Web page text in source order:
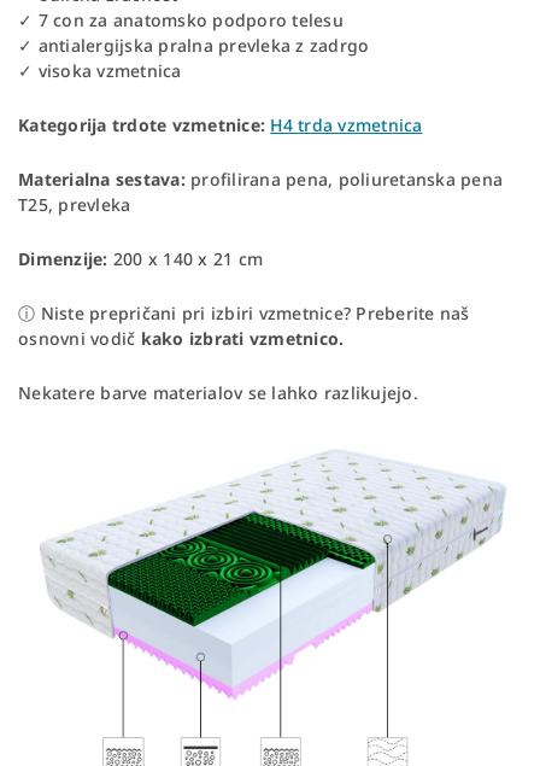
✓ 7 con za anatomsko podporo telesu
✓ antialergijska pralna prevleka z zadrgo
✓ visoka vzmetnica
Kategorija trdote vzmetnice: H4 trda vzmetnica
Materialna sestava: profilirana pena, poliuretanska pena
T25, prevleka
Dimenzije: 200 x 140 x 21 cm
ⓘ Niste prepričani pri izbiri vzmetnice? Preberite naš
osnovni vodič kako izbrati vzmetnico.
Nekatere barve materialov se lahko razlikujejo.